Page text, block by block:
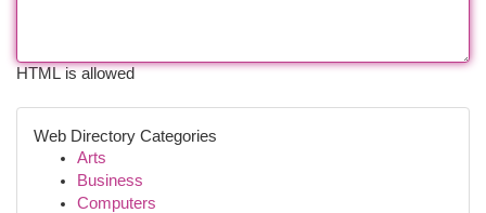
HTML is allowed
Web Directory Categories
Arts
Business
Computers